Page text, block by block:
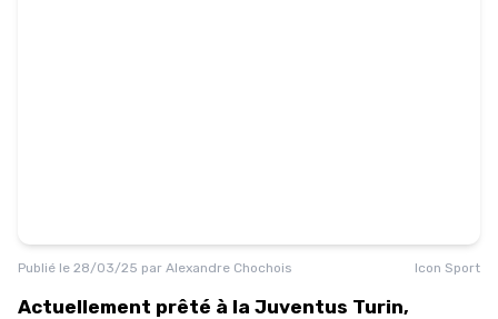
Publié le 28/03/25 par Alexandre Chochois Icon Sport
Actuellement prêté à la Juventus Turin,